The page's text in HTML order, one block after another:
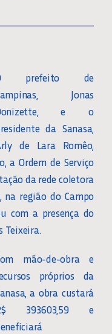
prefeito de
Jonas
e o
da Sanasa,
de Lara Romêo,
a Ordem de Serviço
da rede coletora
na região do Campo
com a presença do
Teixeira.
mão-de-obra e
próprios da
a obra custará
393.603,59 e